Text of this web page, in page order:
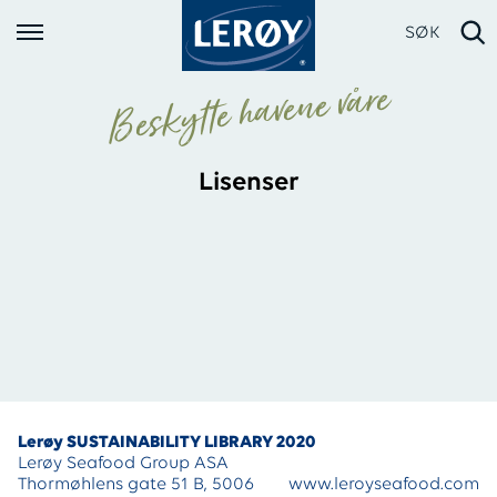
SØK
Beskytte havene våre
Lisenser
Lerøy SUSTAINABILITY LIBRARY 2020
Lerøy Seafood Group ASA
Thormøhlens gate 51 B, 5006
www.leroyseafood.com